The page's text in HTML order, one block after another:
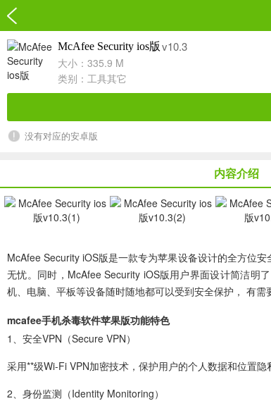
McAfee Security ios版 v10.3
大小：335.9 M
类别： 工具其它
没有对应的安卓版
内容介绍
McAfee Security iOS版是一款专为苹果设备设计的全方位
无忧。同时，McAfee Security iOS版用户界面设计简洁明
机、电脑、平板等设备随时随地都可以受到安全保护， 有需
mcafee手机杀毒软件苹果版功能特色
1、安全VPN（Secure VPN）
采用**级Wi-Fi VPN加密技术，保护用户的个人数据和位置
2、身份监测（Identity Monitoring）